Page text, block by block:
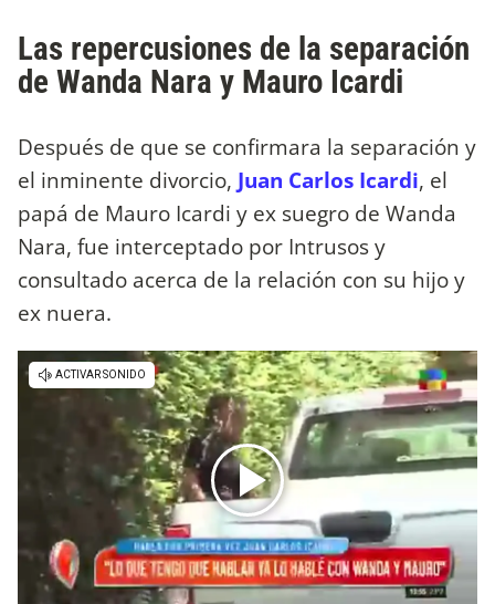
Las repercusiones de la separación
de Wanda Nara y Mauro Icardi
Después de que se confirmara la separación y
el inminente divorcio, Juan Carlos Icardi, el
papá de Mauro Icardi y ex suegro de Wanda
Nara, fue interceptado por Intrusos y
consultado acerca de la relación con su hijo y
ex nuera.